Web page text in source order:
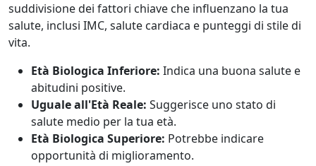
suddivisione dei fattori chiave che influenzano la tua
salute, inclusi IMC, salute cardiaca e punteggi di stile di
vita.
Età Biologica Inferiore: Indica una buona salute e
abitudini positive.
Uguale all'Età Reale: Suggerisce uno stato di
salute medio per la tua età.
Età Biologica Superiore: Potrebbe indicare
opportunità di miglioramento.